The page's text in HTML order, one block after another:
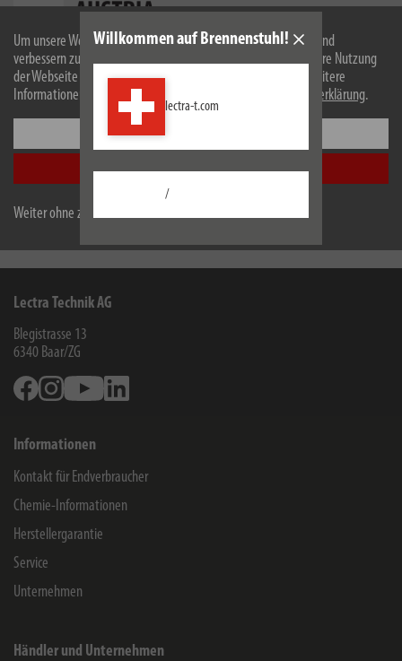
Um unsere Webseite für Sie optimal zu gestalten und fortlaufend
verbessern zu können, verwenden wir Cookies. Durch die weitere Nutzung
der Webseite stimmen Sie der Verwendung von Cookies zu. Weitere
Informationen zu Cookies erhalten Sie in unserer
Datenschutzerklärung.
Alle akzeptieren
Weiter ohne zu akzeptieren
Willkommen auf Brennenstuhl!
lectra-t.com
/
Beschreibung
Technische Daten
Lectra Technik AG
Blegistrasse 13
6340 Baar/ZG
FacebookInstagramYoutube
Informationen
Kontakt für Endverbraucher
Chemie-Informationen
Herstellergarantie
Service
Unternehmen
Händler und Unternehmen